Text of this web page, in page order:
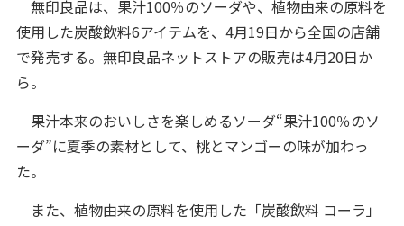
無印良品は、果汁100％のソーダや、植物由来の原料を
使用した炭酸飲料6アイテムを、4月19日から全国の店舗
で発売する。無印良品ネットストアの販売は4月20日か
ら。
果汁本来のおいしさを楽しめるソーダ“果汁100％のソ
ーダ”に夏季の素材として、桃とマンゴーの味が加わっ
た。
また、植物由来の原料を使用した「炭酸飲料 コーラ」